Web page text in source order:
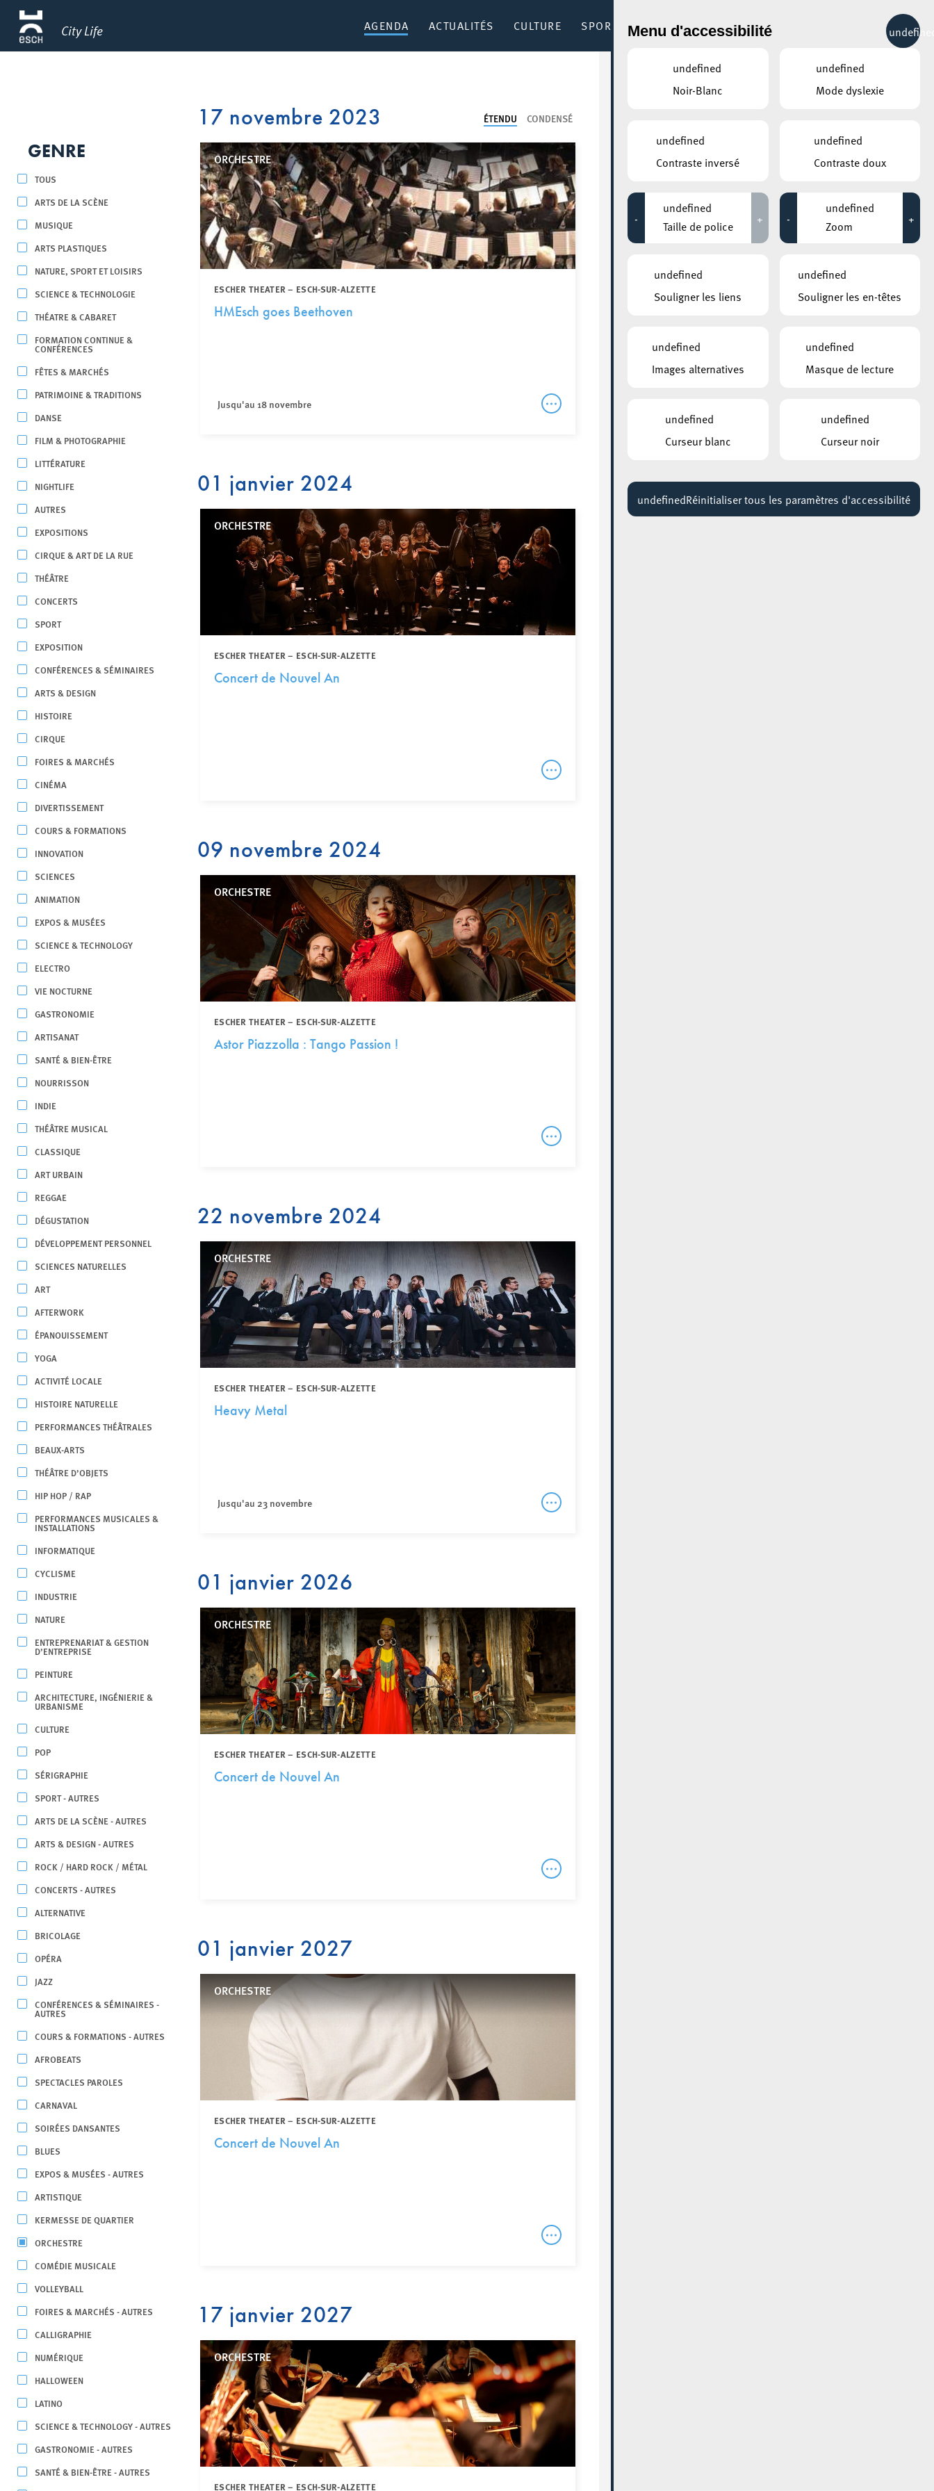
City Life AGENDA ACTUALITÉS CULTURE SPORT & RÉCRÉATION MOBILITÉ
GENRE
TOUS
ARTS DE LA SCÈNE
MUSIQUE
ARTS PLASTIQUES
NATURE, SPORT ET LOISIRS
SCIENCE & TECHNOLOGIE
THÉATRE & CABARET
FORMATION CONTINUE &
CONFÉRENCES
FÊTES & MARCHÉS
PATRIMOINE & TRADITIONS
DANSE
FILM & PHOTOGRAPHIE
LITTÉRATURE
NIGHTLIFE
AUTRES
EXPOSITIONS
CIRQUE & ART DE LA RUE
THÉÂTRE
CONCERTS
SPORT
EXPOSITION
CONFÉRENCES & SÉMINAIRES
ARTS & DESIGN
HISTOIRE
CIRQUE
FOIRES & MARCHÉS
CINÉMA
DIVERTISSEMENT
COURS & FORMATIONS
INNOVATION
SCIENCES
ANIMATION
EXPOS & MUSÉES
SCIENCE & TECHNOLOGY
ELECTRO
VIE NOCTURNE
GASTRONOMIE
ARTISANAT
SANTÉ & BIEN-ÊTRE
NOURRISSON
INDIE
THÉÂTRE MUSICAL
CLASSIQUE
ART URBAIN
REGGAE
DÉGUSTATION
DÉVELOPPEMENT PERSONNEL
SCIENCES NATURELLES
ART
AFTERWORK
ÉPANOUISSEMENT
YOGA
ACTIVITÉ LOCALE
HISTOIRE NATURELLE
PERFORMANCES THÉÂTRALES
BEAUX-ARTS
THÉÂTRE D’OBJETS
HIP HOP / RAP
PERFORMANCES MUSICALES &
INSTALLATIONS
INFORMATIQUE
CYCLISME
INDUSTRIE
NATURE
ENTREPRENARIAT & GESTION
D’ENTREPRISE
PEINTURE
ARCHITECTURE, INGÉNIERIE &
URBANISME
CULTURE
POP
SÉRIGRAPHIE
SPORT - AUTRES
ARTS DE LA SCÈNE - AUTRES
ARTS & DESIGN - AUTRES
ROCK / HARD ROCK / MÉTAL
CONCERTS - AUTRES
ALTERNATIVE
BRICOLAGE
OPÉRA
JAZZ
CONFÉRENCES & SÉMINAIRES -
AUTRES
COURS & FORMATIONS - AUTRES
AFROBEATS
SPECTACLES PAROLES
CARNAVAL
SOIRÉES DANSANTES
BLUES
EXPOS & MUSÉES - AUTRES
ARTISTIQUE
KERMESSE DE QUARTIER
ORCHESTRE
COMÉDIE MUSICALE
VOLLEYBALL
FOIRES & MARCHÉS - AUTRES
CALLIGRAPHIE
NUMÉRIQUE
HALLOWEEN
LATINO
SCIENCE & TECHNOLOGY - AUTRES
GASTRONOMIE - AUTRES
SANTÉ & BIEN-ÊTRE - AUTRES
ÉTENDU CONDENSÉ
17 novembre 2023
ORCHESTRE
ESCHER THEATER – ESCH-SUR-ALZETTE
HMEsch goes Beethoven
Jusqu'au 18 novembre
01 janvier 2024
ORCHESTRE
ESCHER THEATER – ESCH-SUR-ALZETTE
Concert de Nouvel An
09 novembre 2024
ORCHESTRE
ESCHER THEATER – ESCH-SUR-ALZETTE
Astor Piazzolla : Tango Passion !
22 novembre 2024
ORCHESTRE
ESCHER THEATER – ESCH-SUR-ALZETTE
Heavy Metal
Jusqu'au 23 novembre
01 janvier 2026
ORCHESTRE
ESCHER THEATER – ESCH-SUR-ALZETTE
Concert de Nouvel An
01 janvier 2027
ORCHESTRE
ESCHER THEATER – ESCH-SUR-ALZETTE
Concert de Nouvel An
17 janvier 2027
ORCHESTRE
ESCHER THEATER – ESCH-SUR-ALZETTE
ÉVÉNEMENTS CONTINUS
11 JUILLET 2020
Leo Capus
Jusqu'au 25 juillet
MBSR – Conference Mindfulness
30°C
Menu d'accessibilité
undefined
Noir-Blanc
undefined
Mode dyslexie
undefined
Contraste inversé
undefined
Contraste doux
-
undefined
Taille de police
+ -
undefined
Zoom
+
undefined
Souligner les liens
undefined
Souligner les en-têtes
undefined
Images alternatives
undefined
Masque de lecture
undefined
Curseur blanc
undefined
Curseur noir
undefinedRéinitialiser tous les paramètres d'accessibilité